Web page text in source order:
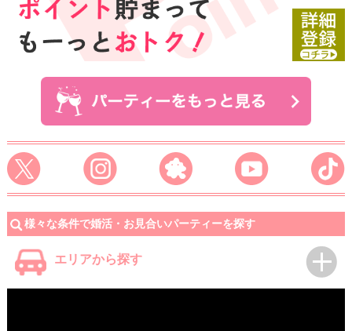
様々な条件で婚活・お見合いパーティーを探す
エリアから探す